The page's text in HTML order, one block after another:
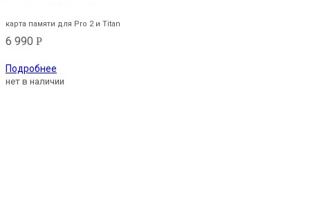
карта памяти для Pro 2 и Titan
6 990 Р
Подробнее
нет в наличии